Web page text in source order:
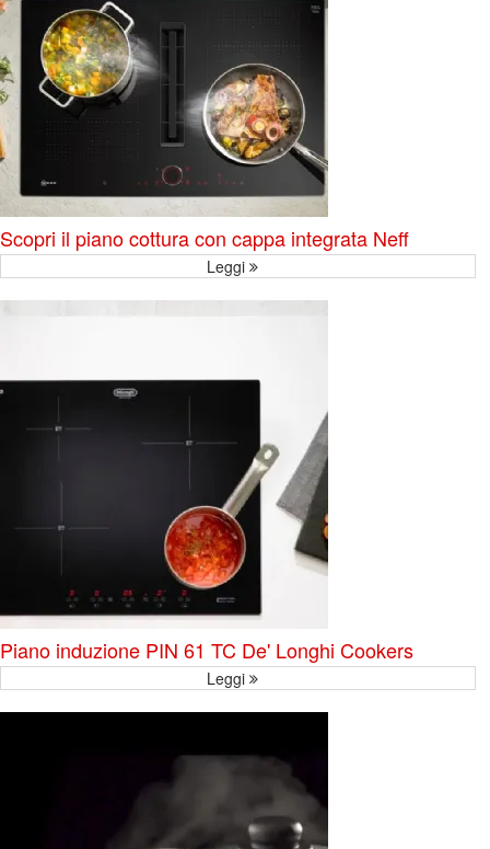
Scopri il piano cottura con cappa integrata Neff
Leggi
Piano induzione PIN 61 TC De' Longhi Cookers
Leggi